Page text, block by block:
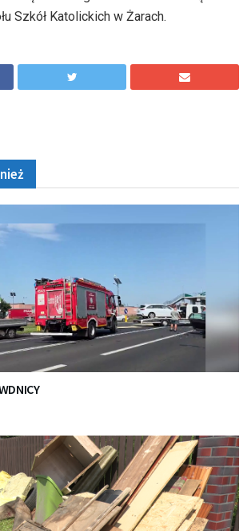
Szkół Katolickich w Żarach.